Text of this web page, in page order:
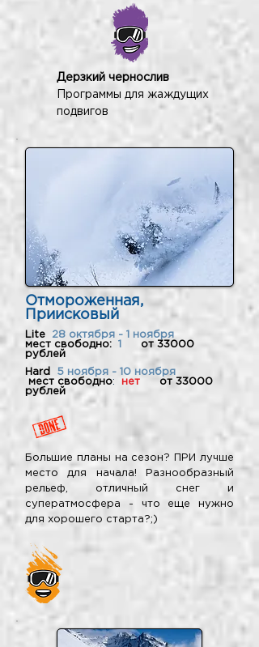
Дерзкий чернослив
Программы для жаждущих
подвигов
Отмороженная,
Приисковый
Lite 28 октября - 1 ноября
мест свободно: 1 от 33000
рублей
Hard
5 ноября - 10 ноября
мест свободно: нет
от 33000
рублей
Большие планы на сезон? ПРИ лучше
место для начала! Разнообразный
рельеф, отличный снег и
суператмосфера - что еще нужно
для хорошего старта?;)